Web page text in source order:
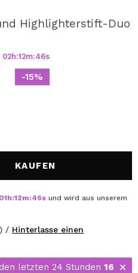
bei Maquillalia.de
tätigen, den Status Ihrer
ERSTELLEN
Highlighterstift-Duo
02h:12m:46s
-15%
KAUFEN
01h:12m:46s und wird aus unserem
/ Hinterlasse einen
letzten 24 Stunden 16